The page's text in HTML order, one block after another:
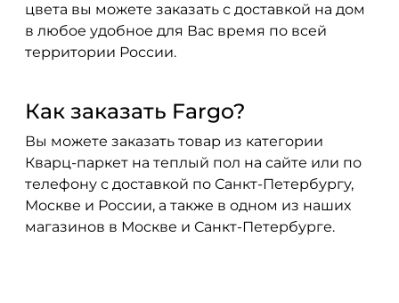
цвета вы можете заказать с доставкой на дом
в любое удобное для Вас время по всей
территории России.
Как заказать Fargo?
Вы можете заказать товар из категории
Кварц-паркет на теплый пол на сайте или по
телефону с доставкой по Санкт-Петербургу,
Москве и России, а также в одном из наших
магазинов в Москве и Санкт-Петербурге.